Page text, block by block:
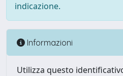
indicazione.
Informazioni
Utilizza questo